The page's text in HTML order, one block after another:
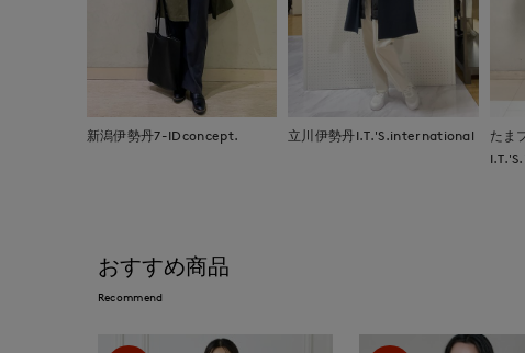
新潟伊勢丹7-IDconcept. 立川伊勢丹I.T.'S.international
たま
おすすめ商品
Recommend